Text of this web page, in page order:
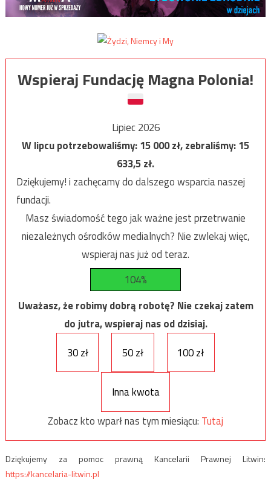
Wspieraj Fundację Magna Polonia!
Lipiec 2026
W lipcu potrzebowaliśmy:15 000zł, zebraliśmy:15
633,5zł.
Dziękujemy! i zachęcamy do dalszego wsparcia naszej
fundacji.
Masz świadomość tego jak ważne jest przetrwanie
niezależnych ośrodków medialnych? Nie zwlekaj więc,
wspieraj nas już od teraz.
104%
Uważasz, że robimy dobrą robotę? Nie czekaj zatem
do jutra, wspieraj nas od dzisiaj.
30 zł
50 zł 100 zł
Inna kwota
Zobacz kto wparł nas tym miesiącu: Tutaj
Dziękujemy za pomoc prawną Kancelarii Prawnej Litwin:
https://kancelaria-litwin.pl